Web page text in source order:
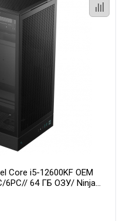
Core i5-12600KF OEM
6PC// 64 ГБ ОЗУ/ Ninja
DVI DP HDMI 2/